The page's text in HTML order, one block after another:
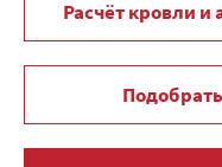
Расчёт кровли и